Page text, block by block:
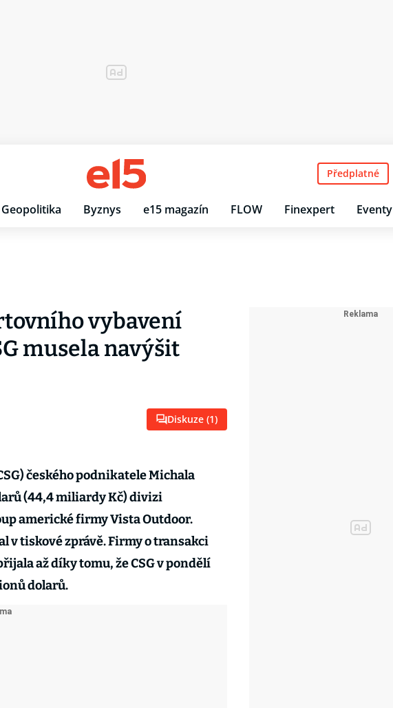
Geopolitika Byznys e15 magazín FLOW Finexpert Eventy
Předplatné
vybavení
musela navýšit
Diskuze (1)
českého podnikatele Michala
(44,4 miliardy Kč) divizi
americké firmy Vista Outdoor.
tiskové zprávě. Firmy o transakci
až díky tomu, že CSG v pondělí
dolarů.